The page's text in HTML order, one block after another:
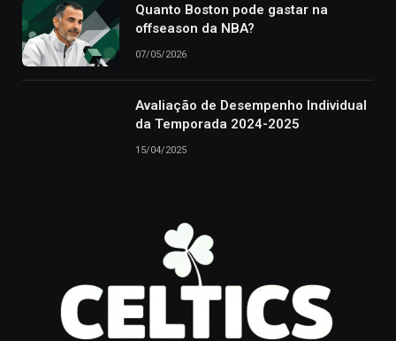
Quanto Boston pode gastar na
offseason da NBA?
07/05/2026
Avaliação de Desempenho Individual
da Temporada 2024-2025
15/04/2025